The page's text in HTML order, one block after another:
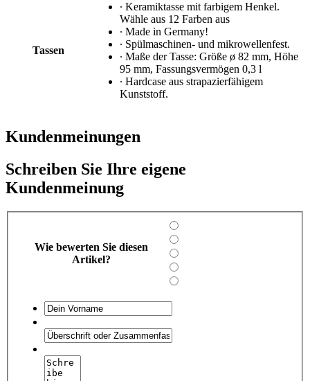
Tassen
∙ Keramiktasse mit farbigem Henkel.
Wähle aus 12 Farben aus
∙ Made in Germany!
∙ Spülmaschinen- und mikrowellenfest.
∙ Maße der Tasse: Größe ø 82 mm, Höhe
95 mm, Fassungsvermögen 0,3 l
∙ Hardcase aus strapazierfähigem
Kunststoff.
Kundenmeinungen
Schreiben Sie Ihre eigene
Kundenmeinung
Wie bewerten Sie diesen
Artikel?